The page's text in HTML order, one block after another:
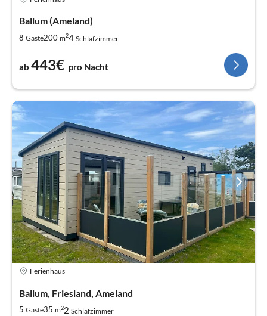
Ballum (Ameland)
8 Gäste200 m24 Schlafzimmer
ab 443€ pro Nacht
Ferienhaus
Ballum, Friesland, Ameland
5 Gäste35 m22 Schlafzimmer